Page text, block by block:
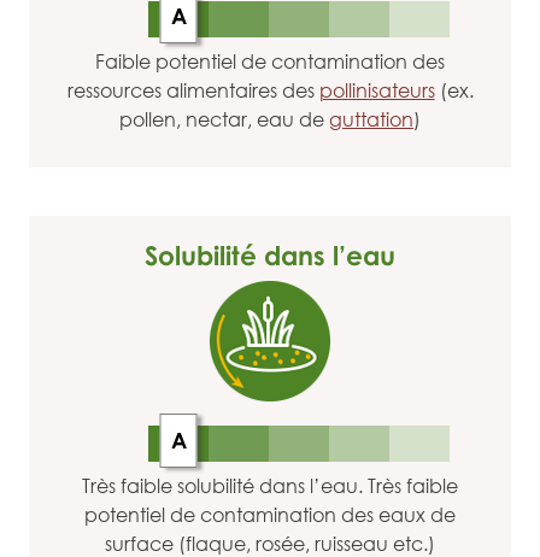
A
Faible potentiel de contamination des
ressources alimentaires des pollinisateurs(ex.
pollen, nectar, eau de guttation)
Solubilité dans l’eau
A
Très faible solubilité dans l’eau. Très faible
potentiel de contamination des eaux de
surface (flaque, rosée, ruisseau etc.)